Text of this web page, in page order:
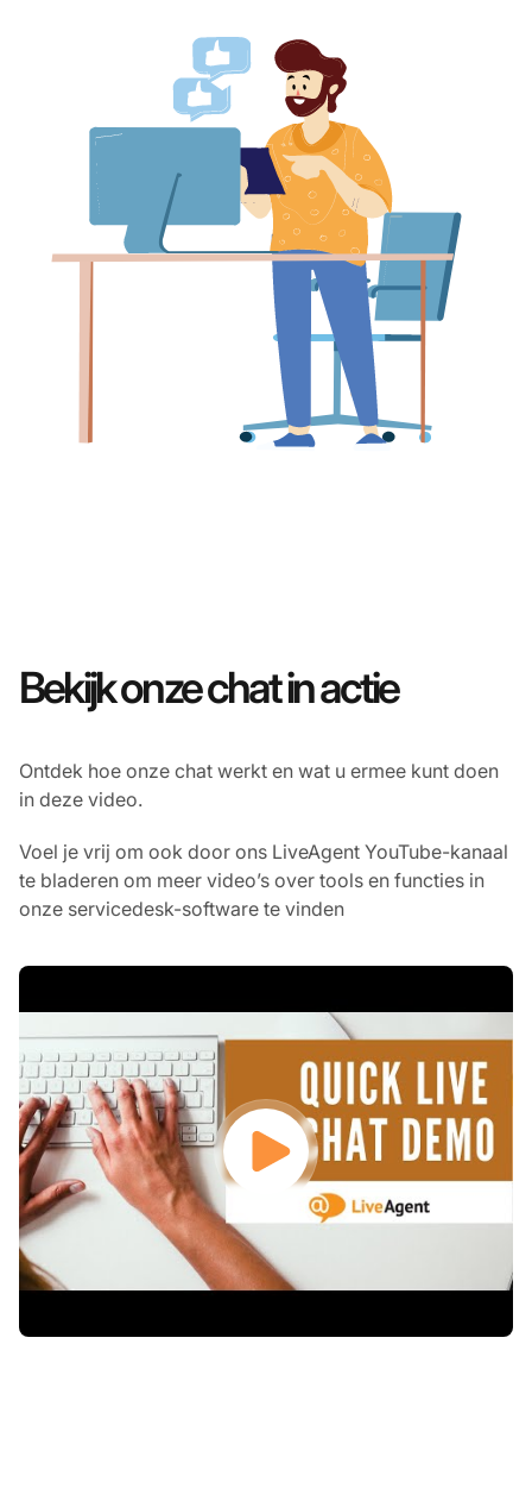
Bekijk onze chat in actie
Ontdek hoe onze chat werkt en wat u ermee kunt doen
in deze video.
Voel je vrij om ook door ons LiveAgent YouTube-kanaal
te bladeren om meer video’s over tools en functies in
onze servicedesk-software te vinden